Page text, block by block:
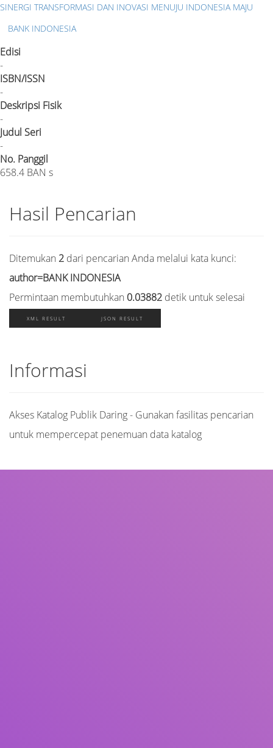
SINERGI TRANSFORMASI DAN INOVASI MENUJU INDONESIA MAJU
BANK INDONESIA
Edisi
-
ISBN/ISSN
-
Deskripsi Fisik
-
Judul Seri
-
No. Panggil
658.4 BAN s
Hasil Pencarian
Ditemukan 2 dari pencarian Anda melalui kata kunci:
author=BANK INDONESIA
Permintaan membutuhkan 0.03882 detik untuk selesai
XML RESULT JSON RESULT
Informasi
Akses Katalog Publik Daring - Gunakan fasilitas pencarian
untuk mempercepat penemuan data katalog